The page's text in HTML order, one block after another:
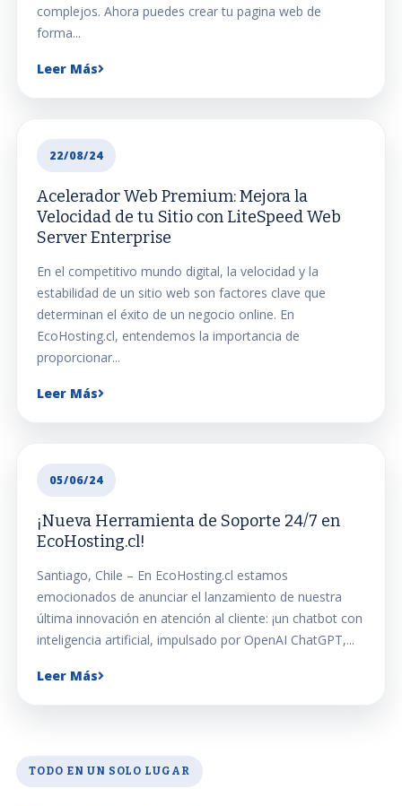
complejos. Ahora puedes crear tu pagina web de
forma...
Leer Más
22/08/24
Acelerador Web Premium: Mejora la
Velocidad de tu Sitio con LiteSpeed Web
Server Enterprise
En el competitivo mundo digital, la velocidad y la
estabilidad de un sitio web son factores clave que
determinan el éxito de un negocio online. En
EcoHosting.cl, entendemos la importancia de
proporcionar...
Leer Más
05/06/24
¡Nueva Herramienta de Soporte 24/7 en
EcoHosting.cl!
Santiago, Chile – En EcoHosting.cl estamos
emocionados de anunciar el lanzamiento de nuestra
última innovación en atención al cliente: ¡un chatbot con
inteligencia artificial, impulsado por OpenAI ChatGPT,...
Leer Más
TODO EN UN SOLO LUGAR